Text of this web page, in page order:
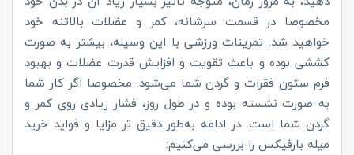
مخصوصا در قسمت سرشانه، کمر و عضلات بالاتنه خود
خواهید شد. تمرینات ورزشی با این وسیله، بیشتر به صورت
کششی بوده و باعث تقویت و افزایش قدرت عضلات و بهبود
فرم ستون فقرات و گردن شما می‌شود. مخصوصا اگر کار شما
به صورت نشسته بوده و در طول روز، فشار زیادی روی کمر و
گردن شما است. در ادامه به‌طور دقیق تر مزایا و فواید خرید
میله بارفیکس را بررسی می‌کنیم: